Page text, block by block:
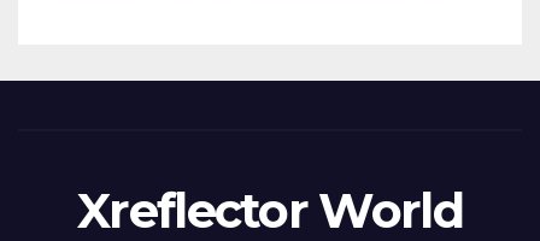
Xreflector World